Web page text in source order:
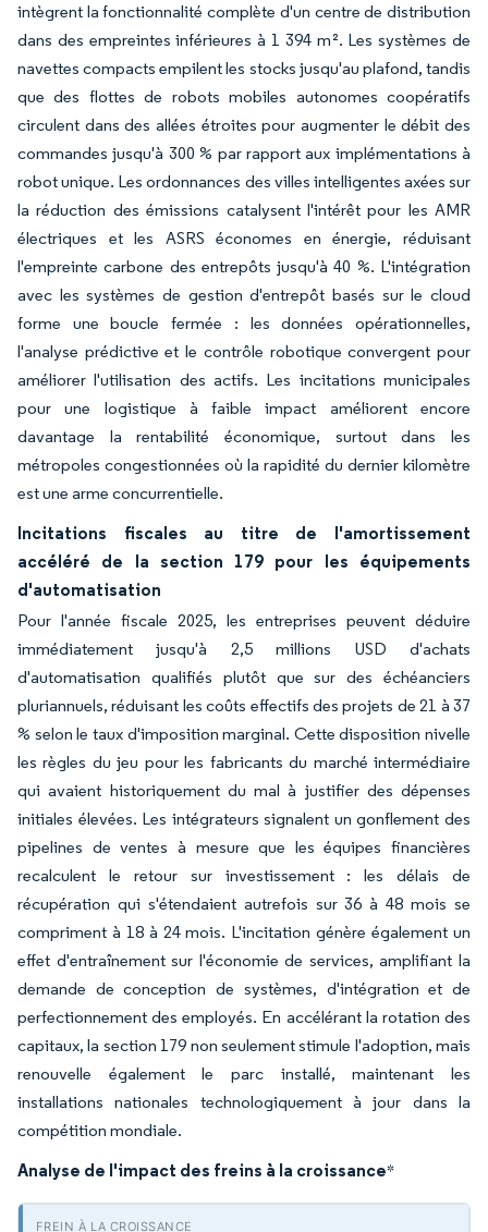
intègrent la fonctionnalité complète d'un centre de distribution
dans des empreintes inférieures à 1 394 m². Les systèmes de
navettes compacts empilent les stocks jusqu'au plafond, tandis
que des flottes de robots mobiles autonomes coopératifs
circulent dans des allées étroites pour augmenter le débit des
commandes jusqu'à 300 % par rapport aux implémentations à
robot unique. Les ordonnances des villes intelligentes axées sur
la réduction des émissions catalysent l'intérêt pour les AMR
électriques et les ASRS économes en énergie, réduisant
l'empreinte carbone des entrepôts jusqu'à 40 %. L'intégration
avec les systèmes de gestion d'entrepôt basés sur le cloud
forme une boucle fermée : les données opérationnelles,
l'analyse prédictive et le contrôle robotique convergent pour
améliorer l'utilisation des actifs. Les incitations municipales
pour une logistique à faible impact améliorent encore
davantage la rentabilité économique, surtout dans les
métropoles congestionnées où la rapidité du dernier kilomètre
est une arme concurrentielle.
Incitations fiscales au titre de l'amortissement
accéléré de la section 179 pour les équipements
d'automatisation
Pour l'année fiscale 2025, les entreprises peuvent déduire
immédiatement jusqu'à 2,5 millions USD d'achats
d'automatisation qualifiés plutôt que sur des échéanciers
pluriannuels, réduisant les coûts effectifs des projets de 21 à 37
% selon le taux d'imposition marginal. Cette disposition nivelle
les règles du jeu pour les fabricants du marché intermédiaire
qui avaient historiquement du mal à justifier des dépenses
initiales élevées. Les intégrateurs signalent un gonflement des
pipelines de ventes à mesure que les équipes financières
recalculent le retour sur investissement : les délais de
récupération qui s'étendaient autrefois sur 36 à 48 mois se
compriment à 18 à 24 mois. L'incitation génère également un
effet d'entraînement sur l'économie de services, amplifiant la
demande de conception de systèmes, d'intégration et de
perfectionnement des employés. En accélérant la rotation des
capitaux, la section 179 non seulement stimule l'adoption, mais
renouvelle également le parc installé, maintenant les
installations nationales technologiquement à jour dans la
compétition mondiale.
Analyse de l'impact des freins à la croissance*